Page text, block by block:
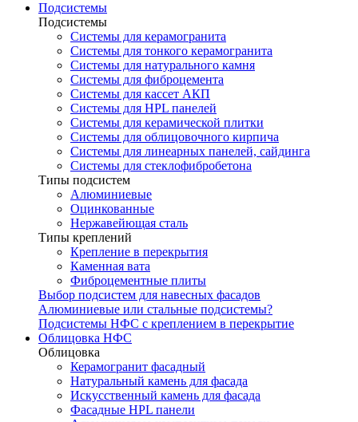
Подсистемы
Подсистемы
Системы для керамогранита
Системы для тонкого керамогранита
Системы для натурального камня
Системы для фиброцемента
Системы для кассет АКП
Системы для HPL панелей
Системы для керамической плитки
Системы для облицовочного кирпича
Системы для линеарных панелей, сайдинга
Системы для стеклофибробетона
Типы подсистем
Алюминиевые
Оцинкованные
Нержавейющая сталь
Типы креплений
Крепление в перекрытия
Каменная вата
Фиброцементные плиты
Выбор подсистем для навесных фасадов
Алюминиевые или стальные подсистемы?
Подсистемы НФС с креплением в перекрытие
Облицовка НФС
Облицовка
Керамогранит фасадный
Натуральный камень для фасада
Искусственный камень для фасада
Фасадные HPL панели